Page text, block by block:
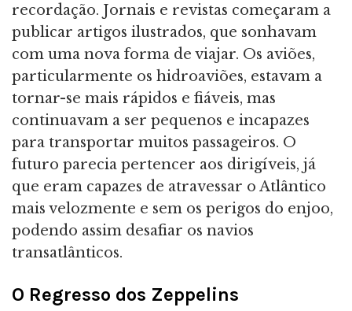
recordação. Jornais e revistas começaram a
publicar artigos ilustrados, que sonhavam
com uma nova forma de viajar. Os aviões,
particularmente os hidroaviões, estavam a
tornar-se mais rápidos e fiáveis, mas
continuavam a ser pequenos e incapazes
para transportar muitos passageiros. O
futuro parecia pertencer aos dirigíveis, já
que eram capazes de atravessar o Atlântico
mais velozmente e sem os perigos do enjoo,
podendo assim desafiar os navios
transatlânticos.
O Regresso dos Zeppelins